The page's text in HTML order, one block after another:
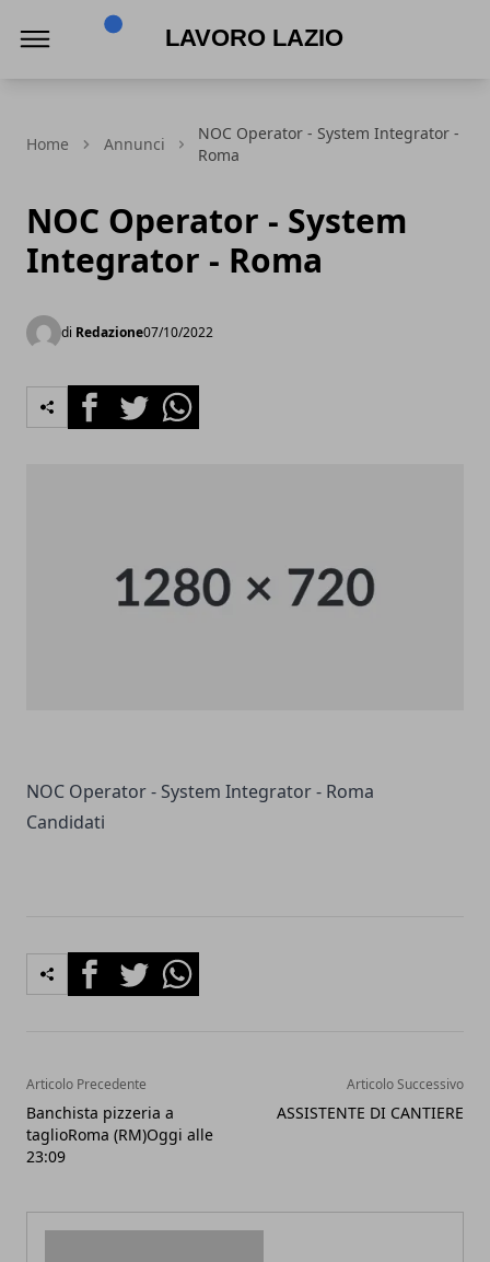
Home Annunci
NOC Operator - System Integrator -
Roma
NOC Operator - System
Integrator - Roma
di Redazione07/10/2022
FacebookTwitterWhatsapp
NOC Operator - System Integrator - Roma
Candidati
FacebookTwitterWhatsapp
Articolo Precedente
Banchista pizzeria a
taglioRoma (RM)Oggi alle
23:09
Articolo Successivo
ASSISTENTE DI CANTIERE